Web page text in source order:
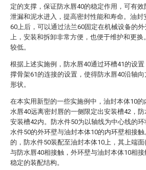
定的支撑，保证防水唇40的稳定作用，可有效
泄漏和泥水进入，提高密封性能和寿命。油封
60上后，可以通过法兰60固定在机械设备的外
上，安装和拆卸非常方便，也便于维护和更换
较低。
根据上述实施例，防水唇40通过环槽41的设置
撑骨架61的连接的设置，使得防水唇40沿轴
形状。
在本实用新型的一些实施例中，油封本体10的
水唇40远离密封唇的一侧限定出安装槽42，
安装槽42内。防水件50为以轴线为中心线的
水件50的外环壁与油封本体10的内环壁相接
的，防水件50装配至油封本体10上，其上端
与防水唇40相接触，外环壁与油封本体10相
稳定的装配结构。